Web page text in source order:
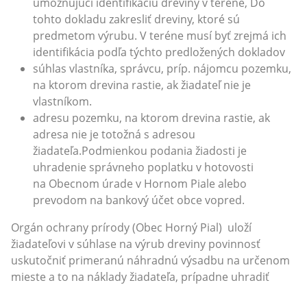
tohto dokladu zakresliť dreviny, ktoré sú
predmetom výrubu. V teréne musí byť zrejmá ich
identifikácia podľa týchto predložených dokladov
súhlas vlastníka, správcu, príp. nájomcu pozemku,
na ktorom drevina rastie, ak žiadateľ nie je
vlastníkom.
adresu pozemku, na ktorom drevina rastie, ak
adresa nie je totožná s adresou
žiadateľa.Podmienkou podania žiadosti je
uhradenie správneho poplatku v hotovosti
na Obecnom úrade v Hornom Piale alebo
prevodom na bankový účet obce vopred.
Orgán ochrany prírody (Obec Horný Pial) uloží
žiadateľovi v súhlase na výrub dreviny povinnosť
uskutočniť primeranú náhradnú výsadbu na určenom
mieste a to na náklady žiadateľa, prípadne uhradiť